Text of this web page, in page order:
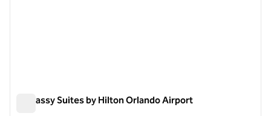
Embassy Suites by Hilton Orlando Airport